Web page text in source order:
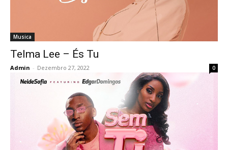
Musica
Telma Lee – És Tu
Admin - Dezembro 27, 2022 0